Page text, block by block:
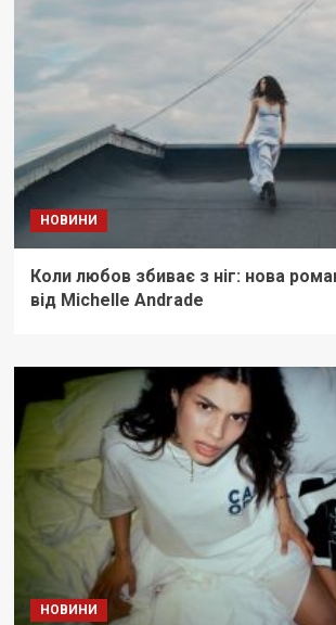
НОВИНИ
Коли любов збиває з ніг: нова
від Michelle Andrade
НОВИНИ